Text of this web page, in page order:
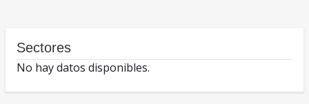
Sectores
No hay datos disponibles.